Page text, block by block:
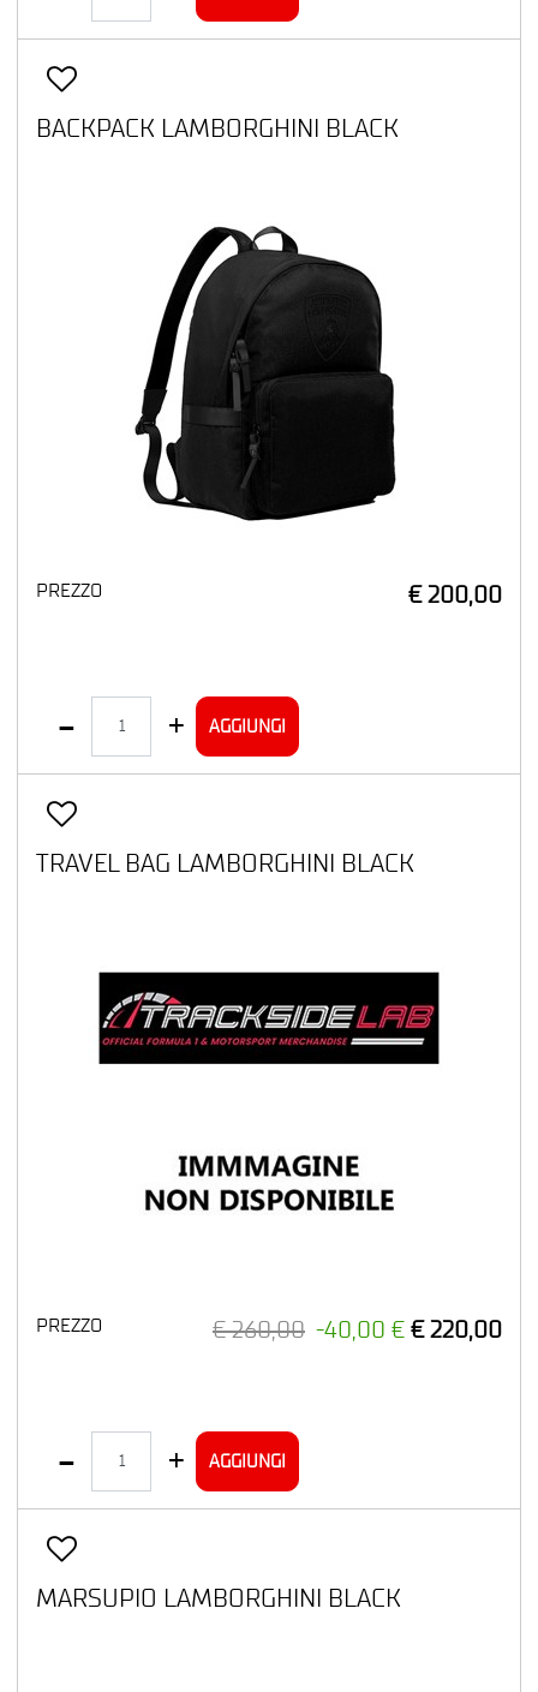
BACKPACK LAMBORGHINI BLACK
PREZZO € 200,00
AGGIUNGI
TRAVEL BAG LAMBORGHINI BLACK
PREZZO € 260,00 -40,00 € € 220,00
AGGIUNGI
MARSUPIO LAMBORGHINI BLACK